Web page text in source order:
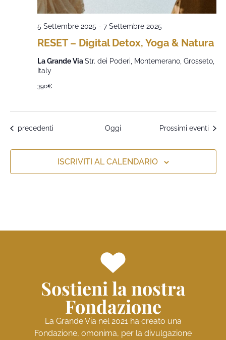
RESET – Digital Detox, Yoga & Natura
5 Settembre 2025 - 7 Settembre 2025
La Grande ViaStr. dei Poderi, Montemerano, Grosseto,
Italy
390€
Eventi
precedenti Oggi Prossimi eventi
ISCRIVITI AL CALENDARIO
Sostieni la nostra
Fondazione
La Grande Via nel 2021 ha creato una
Fondazione, omonima, per la divulgazione